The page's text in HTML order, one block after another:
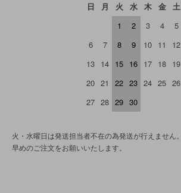
日 月 火 水 木 金
土
1
2 3 4
5
6
7 8 9 10 11
12
13 14 15 16 17 18 19
20 21 22 23 24 25 26
27 28 29 30
火・水曜日は発送担当者不在の為発送が行えません。
早めのご注文をお願いいたします。